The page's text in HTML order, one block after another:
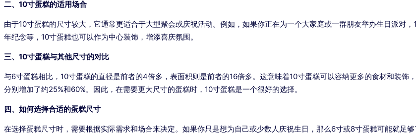
二、10寸蛋糕的适用场合
由于10寸蛋糕的尺寸较大，它通常更适合于大型聚会或庆祝活动。例如，如果你正在为一个大家庭或一群朋友举办生日派对
年纪念等，10寸蛋糕也可以作为中心装饰，增添喜庆氛围。
三、10寸蛋糕与其他尺寸的对比
与6寸蛋糕相比，10寸蛋糕的直径是前者的4倍多，表面积则是前者的16倍多。这意味着10寸蛋糕可以容纳更多的食材和装
分别增加了约25%和60%。因此，在需要更大尺寸的蛋糕时，10寸蛋糕是一个很好的选择。
四、如何选择合适的蛋糕尺寸
在选择蛋糕尺寸时，需要根据实际需求和场合来决定。如果你只是想为自己或少数人庆祝生日，那么6寸或8寸蛋糕可能就足